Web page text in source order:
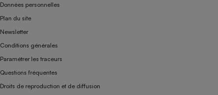
Données personnelles
Plan du site
Newsletter
Conditions générales
Paramétrer les traceurs
Questions fréquentes
Droits de reproduction et de diffusion